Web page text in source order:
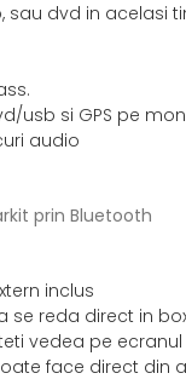
sau dvd in acelasi
usb si GPS pe
audio
prin Bluetooth
inclus
se reda direct in
vedea pe
face direct din